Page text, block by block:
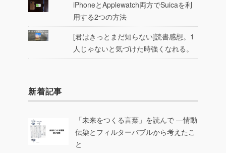
iPhoneとApplewatch両方でSuicaを利
用する2つの方法
[君はきっとまだ知らない]読書感想。1
人じゃないと気づけた時強くなれる。
新着記事
「未来をつくる言葉」を読んで ―情動
伝染とフィルターバブルから考えたこ
と